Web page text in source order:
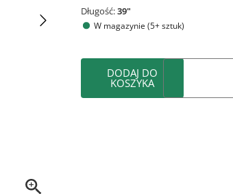
Długość:39"
W magazynie (5+ sztuk)
DODAJ DO
KOSZYKA